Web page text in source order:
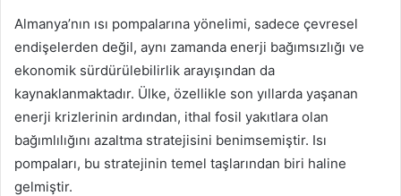
Almanya’nın ısı pompalarına yönelimi, sadece çevresel
endişelerden değil, aynı zamanda enerji bağımsızlığı ve
ekonomik sürdürülebilirlik arayışından da
kaynaklanmaktadır. Ülke, özellikle son yıllarda yaşanan
enerji krizlerinin ardından, ithal fosil yakıtlara olan
bağımlılığını azaltma stratejisini benimsemiştir. Isı
pompaları, bu stratejinin temel taşlarından biri haline
gelmiştir.